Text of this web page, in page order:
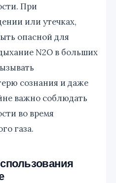
При
или утечках,
опасной для
N2O в больших
сознания и даже
важно соблюдать
во время
газа.